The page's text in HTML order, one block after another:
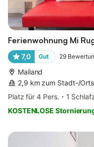
Ferienwohnung Mi
7,0 Gut 29
Mailand
2,9 km zum Stadt-/
Platz für 4 Pers.
1
KOSTENLOSE